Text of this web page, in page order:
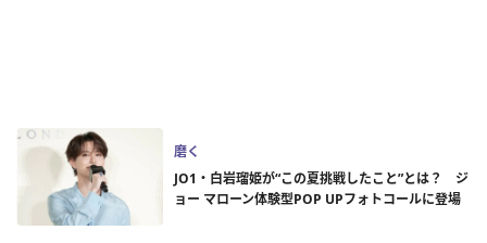
磨く
JO1・白岩瑠姫が“この夏挑戦したこと”とは？ ジ
ョー マローン体験型POP UPフォトコールに登場